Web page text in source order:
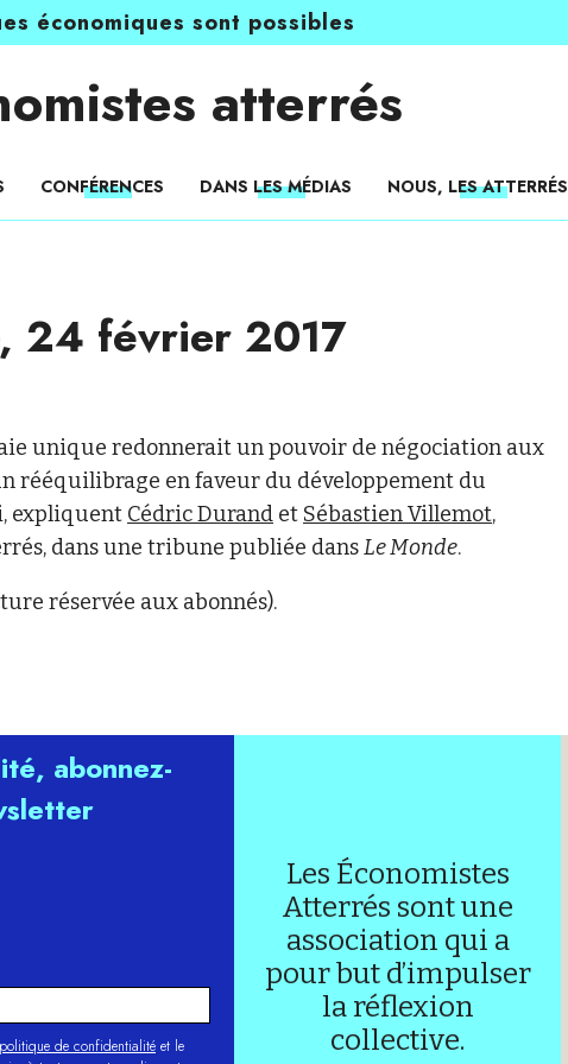
économiques sont possibles
atterrés
CONFÉRENCES DANS LES MÉDIAS NOUS, LES ATTERRÉS
24 février 2017
unique redonnerait un pouvoir de négociation aux
rééquilibrage en faveur du développement du
expliquent Cédric Durand et Sébastien Villemot,
dans une tribune publiée dansLe Monde.
réservée aux abonnés).
abonnez-
politique de confidentialité et le
Les Économistes
Atterrés sont une
association qui a
pour but d’impulser
la réflexion
collective.